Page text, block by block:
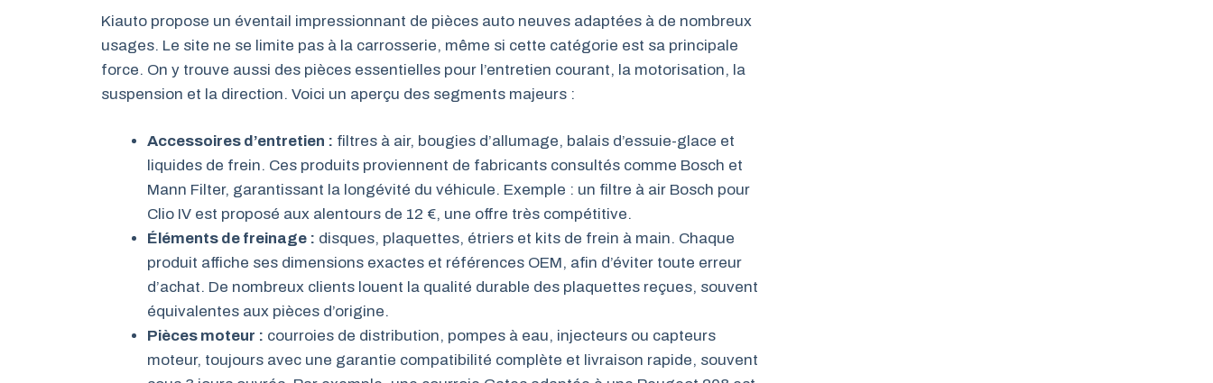
Kiauto propose un éventail impressionnant de pièces auto neuves adaptées à de nombreux
usages. Le site ne se limite pas à la carrosserie, même si cette catégorie est sa principale
force. On y trouve aussi des pièces essentielles pour l’entretien courant, la motorisation, la
suspension et la direction. Voici un aperçu des segments majeurs :
Accessoires d’entretien : filtres à air, bougies d’allumage, balais d’essuie-glace et
liquides de frein. Ces produits proviennent de fabricants consultés comme Bosch et
Mann Filter, garantissant la longévité du véhicule. Exemple : un filtre à air Bosch pour
Clio IV est proposé aux alentours de 12 €, une offre très compétitive.
Éléments de freinage : disques, plaquettes, étriers et kits de frein à main. Chaque
produit affiche ses dimensions exactes et références OEM, afin d’éviter toute erreur
d’achat. De nombreux clients louent la qualité durable des plaquettes reçues, souvent
équivalentes aux pièces d’origine.
Pièces moteur : courroies de distribution, pompes à eau, injecteurs ou capteurs
moteur, toujours avec une garantie compatibilité complète et livraison rapide, souvent